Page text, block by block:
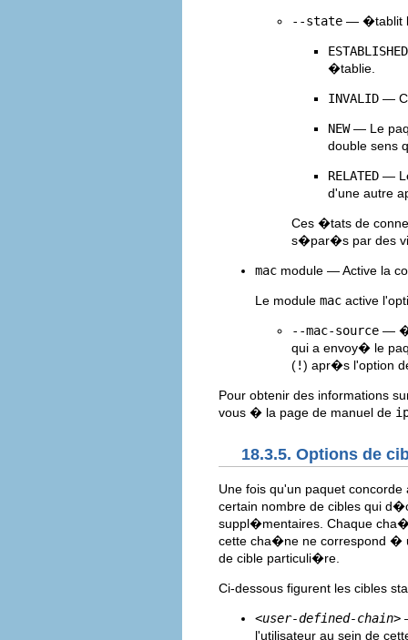
--state — �tablit
ESTABLISHED
�tablie.
INVALID —
NEW— Le
double sens
RELATED —
d'une autre
Ces �tats de
s�par�s par des
mac module — Active la
Le module mac active
--mac-source —
qui a envoy� le
(!) apr�s l'option
Pour obtenir des informations
vous � la page de manuel de
18.3.5. Options de
Une fois qu'un paquet
certain nombre de cibles qui
suppl�mentaires. Chaque
cette cha�ne ne correspond �
de cible particuli�re.
Ci-dessous figurent les cibles
<user-defined-chain>
l'utilisateur au sein de